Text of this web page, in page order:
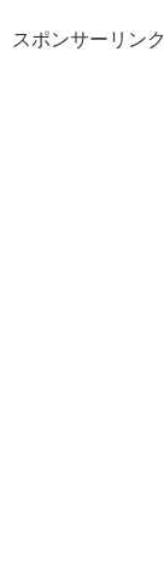
スポンサーリンク